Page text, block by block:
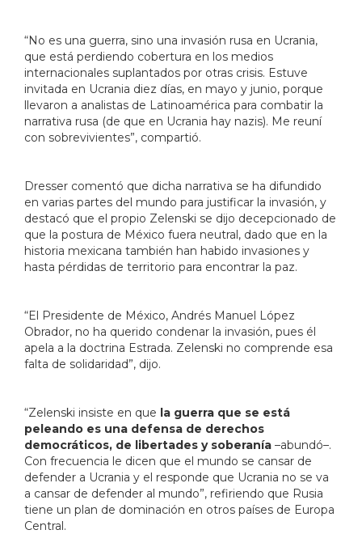
“No es una guerra, sino una invasión rusa en Ucrania,
que está perdiendo cobertura en los medios
internacionales suplantados por otras crisis. Estuve
invitada en Ucrania diez días, en mayo y junio, porque
llevaron a analistas de Latinoamérica para combatir la
narrativa rusa (de que en Ucrania hay nazis). Me reuní
con sobrevivientes”, compartió.
Dresser comentó que dicha narrativa se ha difundido
en varias partes del mundo para justificar la invasión, y
destacó que el propio Zelenski se dijo decepcionado de
que la postura de México fuera neutral, dado que en la
historia mexicana también han habido invasiones y
hasta pérdidas de territorio para encontrar la paz.
“El Presidente de México, Andrés Manuel López
Obrador, no ha querido condenar la invasión, pues él
apela a la doctrina Estrada. Zelenski no comprende esa
falta de solidaridad”, dijo.
“Zelenski insiste en que la guerra que se está
peleando es una defensa de derechos
democráticos, de libertades y soberanía –abundó–.
Con frecuencia le dicen que el mundo se cansar de
defender a Ucrania y el responde que Ucrania no se va
a cansar de defender al mundo”, refiriendo que Rusia
tiene un plan de dominación en otros países de Europa
Central.